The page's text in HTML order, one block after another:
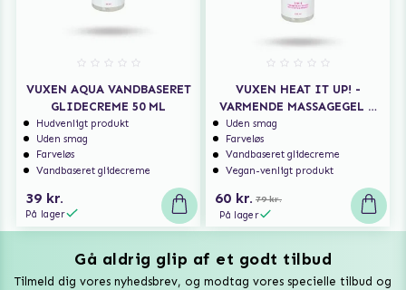
VUXEN AQUA VANDBASERET
GLIDECREME 50 ML
Hudvenligt produkt
Uden smag
Farveløs
Vandbaseret glidecreme
39 kr.
På lager
VUXEN HEAT IT UP! -
VARMENDE MASSAGEGEL &
GLIDECREME 150 ML
Uden smag
Farveløs
Vandbaseret glidecreme
Vegan-venligt produkt
60 kr. 79 kr.
På lager
Gå aldrig glip af et godt tilbud
Tilmeld dig vores nyhedsbrev, og modtag vores specielle tilbud og
Vuxen Magazine